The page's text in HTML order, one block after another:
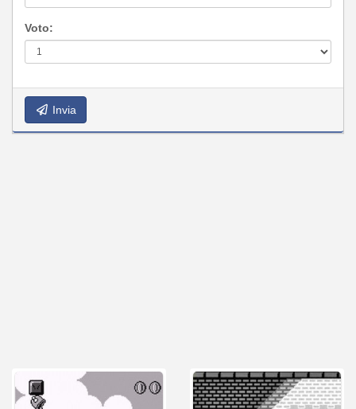
Voto:
Invia